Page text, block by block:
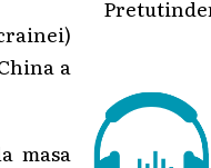
a
masa